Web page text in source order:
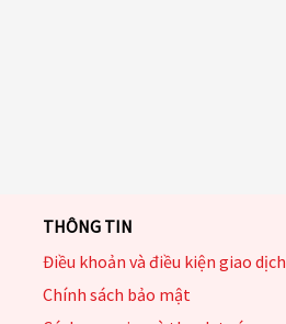
THÔNG TIN
Điều khoản và điều kiện giao dịch
Chính sách bảo mật